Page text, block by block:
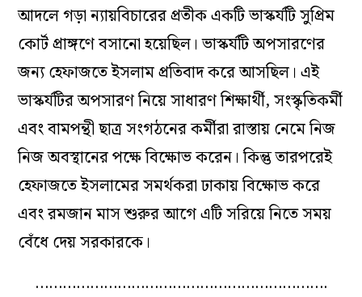
আদলে গড়া ন্যায়বিচারের প্রতীক একটি ভাস্কর্যটি সুপ্রিম
কোর্ট প্রাঙ্গণে বসানো হয়েছিল। ভাস্কর্যটি অপসারণের
জন্য হেফাজতে ইসলাম প্রতিবাদ করে আসছিল। এই
ভাস্কর্যটির অপসারণ নিয়ে সাধারণ শিক্ষার্থী, সংস্কৃতিকর্মী
এবং বামপন্থী ছাত্র সংগঠনের কর্মীরা রাস্তায় নেমে নিজ
নিজ অবস্থানের পক্ষে বিক্ষোভ করেন। কিন্তু তারপরেই
হেফাজতে ইসলামের সমর্থকরা ঢাকায় বিক্ষোভ করে
এবং রমজান মাস শুরুর আগে এটি সরিয়ে নিতে সময়
বেঁধে দেয় সরকারকে।
……………………………………………………….